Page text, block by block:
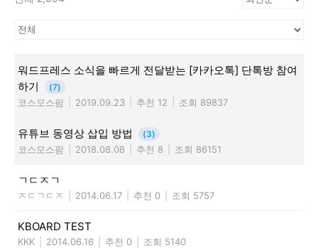
워드프레스 소식을 빠르게 전달받는 [카카오톡] 단톡방 참여
하기
(7)
코스모스팜 2019.09.23 추천 12 조회 89837
유튜브 동영상 삽입 방법 (3)
코스모스팜 2018.08.08 추천 8 조회 86151
ㄱㄷㅈㄱ
ㅈㄷㄱㄷㅈ 2014.06.17 추천 0 조회 5757
KBOARD TEST
KKK 2014.06.16 추천 0 조회 5140